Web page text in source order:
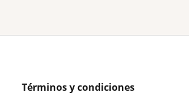
Términos y condiciones